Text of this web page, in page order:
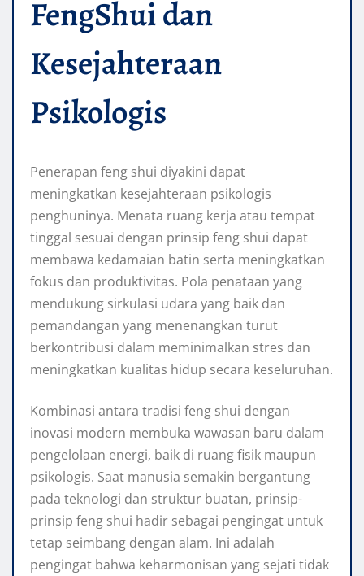
FengShui dan
Kesejahteraan
Psikologis
Penerapan feng shui diyakini dapat
meningkatkan kesejahteraan psikologis
penghuninya. Menata ruang kerja atau tempat
tinggal sesuai dengan prinsip feng shui dapat
membawa kedamaian batin serta meningkatkan
fokus dan produktivitas. Pola penataan yang
mendukung sirkulasi udara yang baik dan
pemandangan yang menenangkan turut
berkontribusi dalam meminimalkan stres dan
meningkatkan kualitas hidup secara keseluruhan.
Kombinasi antara tradisi feng shui dengan
inovasi modern membuka wawasan baru dalam
pengelolaan energi, baik di ruang fisik maupun
psikologis. Saat manusia semakin bergantung
pada teknologi dan struktur buatan, prinsip-
prinsip feng shui hadir sebagai pengingat untuk
tetap seimbang dengan alam. Ini adalah
pengingat bahwa keharmonisan yang sejati tidak